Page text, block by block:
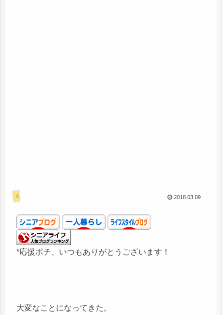
生活 2018.03.09
*応援ポチ、いつもありがとうございます！
大変なことになってきた。